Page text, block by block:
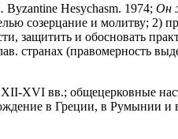
Byzantine Hesychasm. 1974; Он
созерцание и молитву; 2)
защитить и обосновать
странах (правомерность
XVI вв.; общецерковные
в Греции, в Румынии и